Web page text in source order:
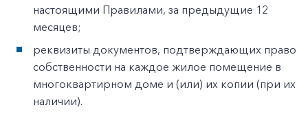
настоящими Правилами, за предыдущие 12
месяцев;
реквизиты документов, подтверждающих право
собственности на каждое жилое помещение в
многоквартирном доме и (или) их копии (при их
наличии).